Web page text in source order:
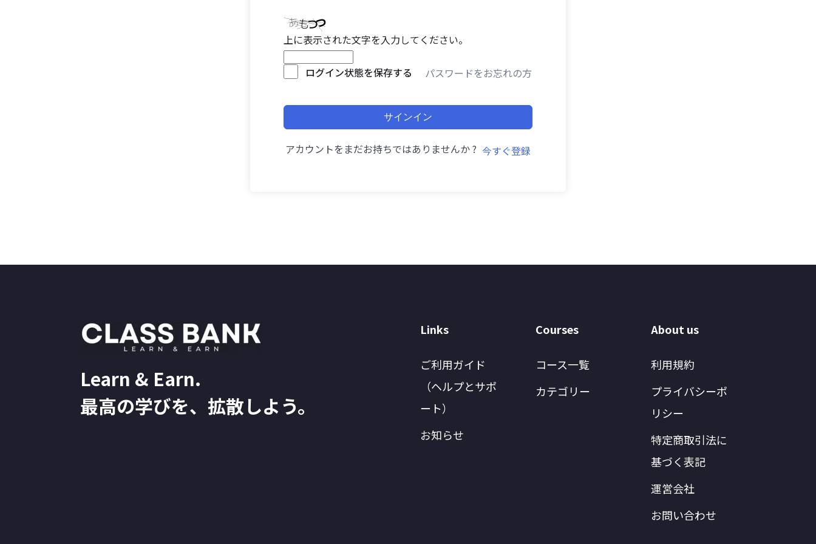
上に表示された文字を入力してください。
ログイン状態を保存する パスワードをお忘れの方
サインイン
アカウントをまだお持ちではありませんか ? 今すぐ登録
Learn & Earn.
最高の学びを、拡散しよう。
Links
ご利用ガイド
（ヘルプとサポ
ート）
お知らせ
Courses
コース一覧
カテゴリー
About us
利用規約
プライバシーポ
リシー
特定商取引法に
基づく表記
運営会社
お問い合わせ